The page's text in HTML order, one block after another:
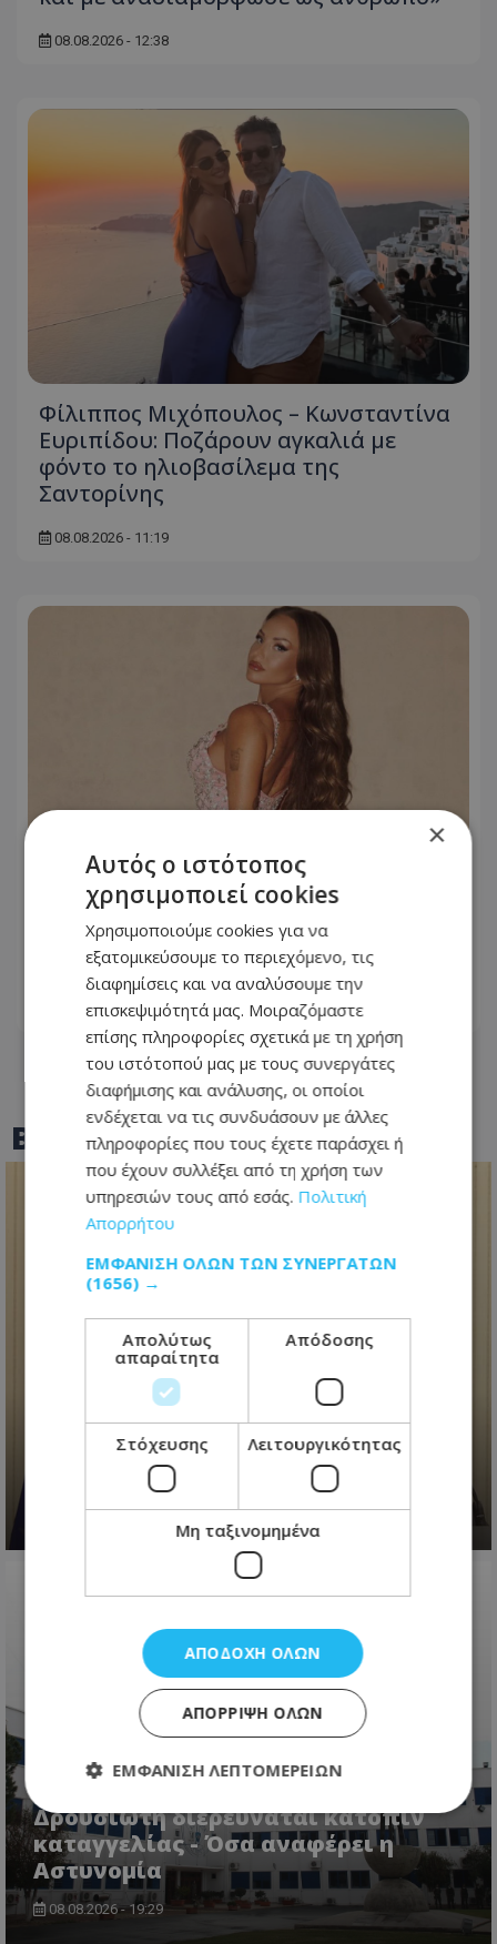
08.08.2026 - 12:38
Φίλιππος Μιχόπουλος – Κωνσταντίνα
Ευριπίδου: Ποζάρουν αγκαλιά με
φόντο το ηλιοβασίλεμα της
Σαντορίνης
08.08.2026 - 11:19
Ανδρομάχη: Σταμάτησε live της λόγω
προβλήματος υγείας – «Ένα μεγάλο
συγγνώμη από καρδιάς…»
07.08.2026 - 14:01
BEST OFTOTHEMAONLINE
«Το πάρτι έχει τελειώσει»
διαμήνυσε ο Πρόεδρος
Χριστοδουλίδης για διορισμούς -
Έστειλε μήνυμα σε ΔΗΣΥ-ΑΚΕΛ για
08.08.2026 - 22:54
Δρουσιώτη διερευνάται κατόπιν
καταγγελίας - Όσα αναφέρει η
Αστυνομία
08.08.2026 - 19:29
×
Αυτός ο ιστότοπος
χρησιμοποιεί cookies
Χρησιμοποιούμε cookies για να
εξατομικεύσουμε το περιεχόμενο, τις
διαφημίσεις και να αναλύσουμε την
επισκεψιμότητά μας. Μοιραζόμαστε
επίσης πληροφορίες σχετικά με τη χρήση
του ιστότοπού μας με τους συνεργάτες
διαφήμισης και ανάλυσης, οι οποίοι
ενδέχεται να τις συνδυάσουν με άλλες
πληροφορίες που τους έχετε παράσχει ή
που έχουν συλλέξει από τη χρήση των
υπηρεσιών τους από εσάς. Πολιτική
Απορρήτου
ΕΜΦΆΝΙΣΗ ΌΛΩΝ ΤΩΝ ΣΥΝΕΡΓΑΤΏΝ
(1656) →
Απολύτως
απαραίτητα
Απόδοσης
Στόχευσης Λειτουργικότητας
Μη ταξινομημένα
ΑΠΟΔΟΧΉ ΌΛΩΝ
ΑΠΌΡΡΙΨΗ ΌΛΩΝ
ΕΜΦΆΝΙΣΗ ΛΕΠΤΟΜΕΡΕΙΏΝ
Απολύτως απαραίτητα
Απόδοσης
Στόχευσης
Λειτουργικότητας